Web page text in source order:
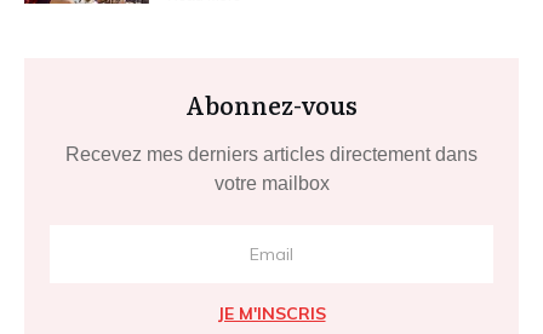
Abonnez-vous
Recevez mes derniers articles directement dans
votre mailbox
JE M'INSCRIS